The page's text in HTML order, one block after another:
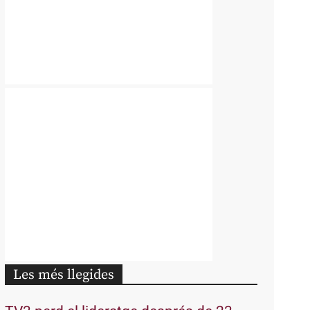
Les més llegides